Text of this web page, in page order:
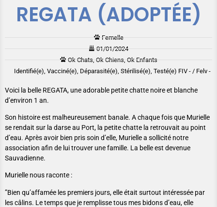
REGATA (ADOPTÉE)
Femelle
01/01/2024
Ok Chats, Ok Chiens, Ok Enfants
Identifié(e), Vacciné(e), Déparasité(e), Stérilisé(e), Testé(e) FIV - / Felv -
Voici la belle REGATA, une adorable petite chatte noire et blanche
d’environ 1 an.
Son histoire est malheureusement banale. A chaque fois que Murielle
se rendait sur la darse au Port, la petite chatte la retrouvait au point
d’eau. Après avoir bien pris soin d’elle, Murielle a sollicité notre
association afin de lui trouver une famille. La belle est devenue
Sauvadienne.
Murielle nous raconte :
”Bien qu’affamée les premiers jours, elle était surtout intéressée par
les câlins. Le temps que je remplisse tous mes bidons d’eau, elle